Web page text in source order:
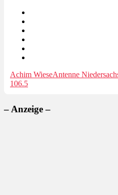
Achim WieseAntenne
106.5
– Anzeige –